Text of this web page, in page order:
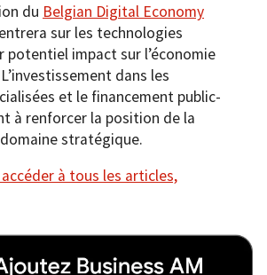
du Belgian Digital Economy
sur les technologies
potentiel impact sur l’économie
dans les
et le financement public-
à renforcer la position de la
stratégique.
à tous les articles,